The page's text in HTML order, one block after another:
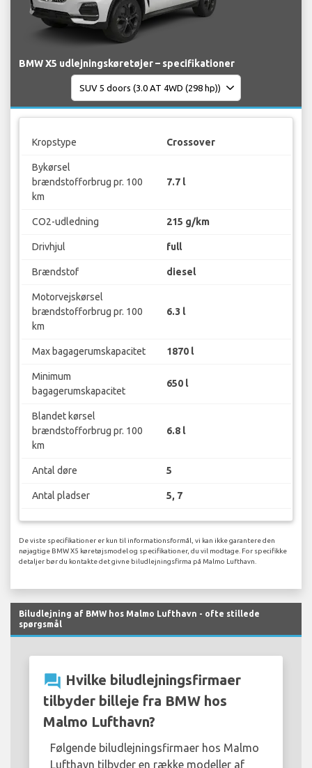
BMW X5 udlejningskøretøjer – specifikationer
Kropstype Crossover
Bykørsel
brændstofforbrug pr. 100
km
7.7 l
CO2-udledning 215 g/km
Drivhjul full
Brændstof diesel
Motorvejskørsel
brændstofforbrug pr. 100
km
6.3 l
Max bagagerumskapacitet 1870 l
Minimum
bagagerumskapacitet
650 l
Blandet kørsel
brændstofforbrug pr. 100
km
6.8 l
Antal døre 5
Antal pladser 5, 7
De viste specifikationer er kun til informationsformål, vi kan ikke garantere den
nøjagtige BMW X5 køretøjsmodel og specifikationer, du vil modtage. For specifikke
detaljer bør du kontakte det givne biludlejningsfirma på Malmo Lufthavn.
Biludlejning af BMW hos Malmo Lufthavn - ofte stillede
spørgsmål
question_answer Hvilke biludlejningsfirmaer
tilbyder billeje fra BMW hos
Malmo Lufthavn?
Følgende biludlejningsfirmaer hos Malmo
Lufthavn tilbyder en række modeller af